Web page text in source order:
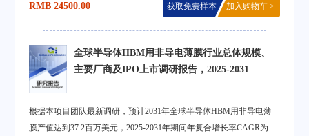
RMB 24500.00 获取免费样本 加入购物车 >
全球半导体HBM用非导电薄膜行业总体规模、
主要厂商及IPO上市调研报告，2025-2031
根据本项目团队最新调研，预计2031年全球半导体HBM用非导电薄
膜产值达到37.2百万美元，2025-2031年期间年复合增长率CAGR为